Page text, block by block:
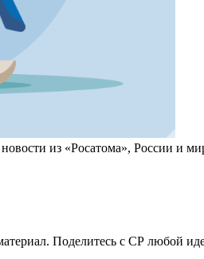
из «Росатома», России и
Поделитесь с СР любой